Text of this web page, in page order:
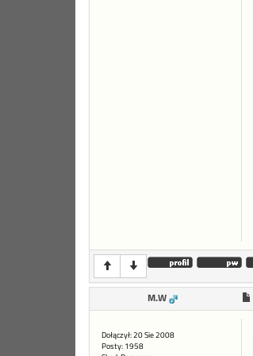
M.W
Dołączył: 20 Sie 2008
Posty: 1958